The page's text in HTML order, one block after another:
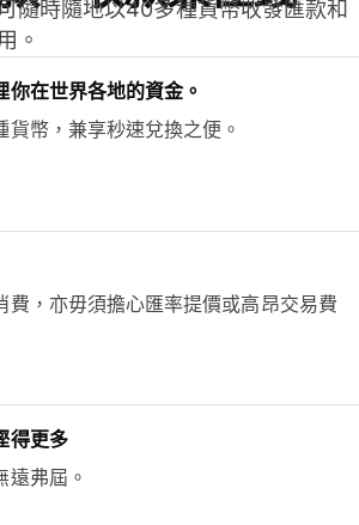
隨時隨地以40多種貨幣收發匯款和
。
你在世界各地的資金。
貨幣，兼享秒速兌換之便。
費，亦毋須擔心匯率提價或高昂交易費
得更多
遠弗屆。